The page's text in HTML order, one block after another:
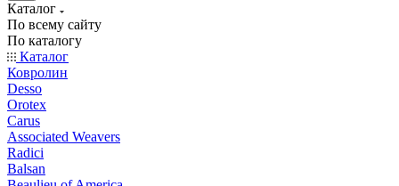
Каталог
По всему сайту
По каталогу
Каталог
Ковролин
Desso
Orotex
Carus
Associated Weavers
Radici
Balsan